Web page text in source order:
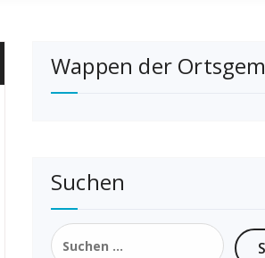
Wappen der
Suchen
Suchen
nach: